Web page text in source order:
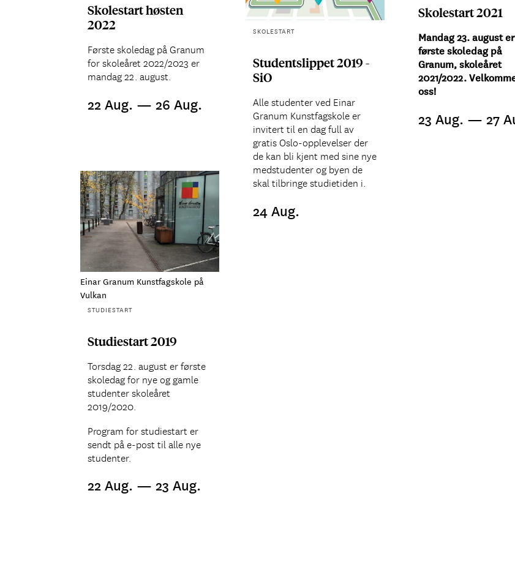
Skolestart høsten
2022
Første skoledag på Granum
for skoleåret 2022/2023 er
mandag 22. august.
22 Aug. — 26 Aug.
Skolestart 2021
Mandag 23. august er
første skoledag på
Granum, skoleåret
2021/2022.
oss!
23 Aug. — 27
SKOLESTART
Studentslippet 2019 -
SiO
Alle studenter ved Einar
Granum Kunstfagskole er
invitert til en dag full av
gratis Oslo-opplevelser der
de kan bli kjent med sine nye
medstudenter og byen de
skal tilbringe studietiden i.
24 Aug.
Einar Granum Kunstfagskole på
Vulkan
STUDIESTART
Studiestart 2019
Torsdag 22. august er første
skoledag for nye og gamle
studenter skoleåret
2019/2020.
Program for studiestart er
sendt på e-post til alle nye
studenter.
22 Aug. — 23 Aug.